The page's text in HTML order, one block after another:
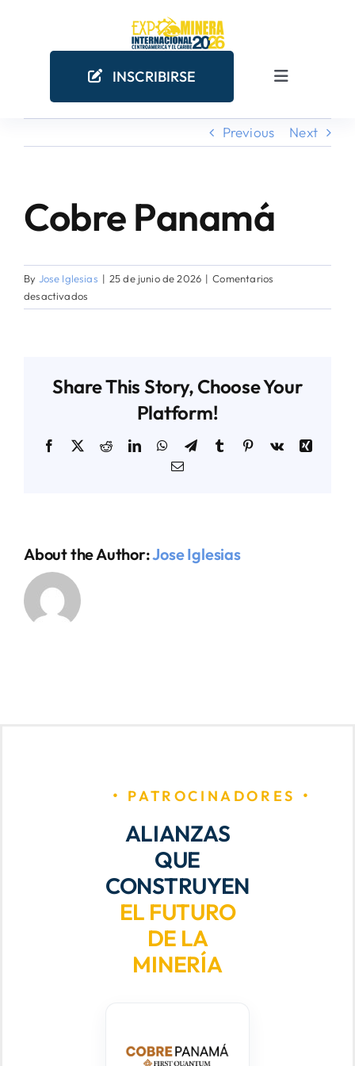
INSCRIBIRSE
Toggle
¿POR QUÉ PARTICIPAR?
AGENDA TÉCNICO-COMERCIAL
ACERCA DE NOSOTROS
Previous Next
View
Larger
Cobre Panamá
By Jose Iglesias | 25 de junio de 2026 | Comentarios
desactivados
Cobre
Share This Story, Choose Your
Platform!
Facebook
X RedditLinkedInWhatsApp
TelegramTumblr Pinterest
Vk
Xing
Email
About the Author:Jose Iglesias
PATROCINADORES
ALIANZAS
QUE
CONSTRUYEN
EL FUTURO
DE LA
MINERÍA